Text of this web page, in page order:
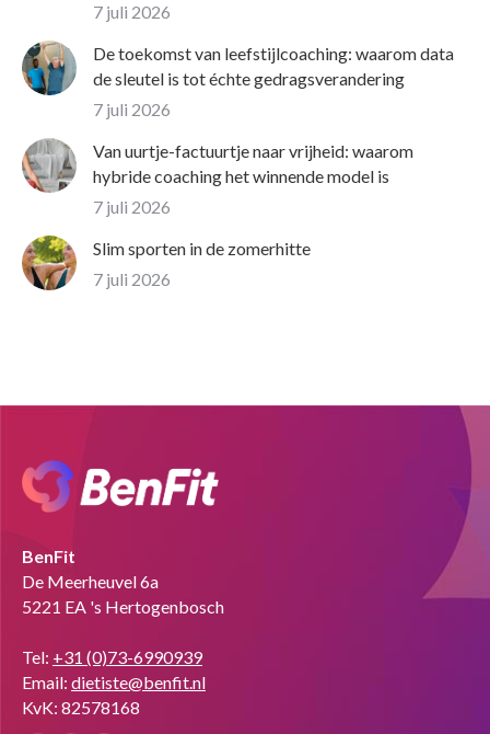
7 juli 2026
De toekomst van leefstijlcoaching: waarom data
de sleutel is tot échte gedragsverandering
7 juli 2026
Van uurtje-factuurtje naar vrijheid: waarom
hybride coaching het winnende model is
7 juli 2026
Slim sporten in de zomerhitte
7 juli 2026
BenFit
De Meerheuvel 6a
5221 EA 's Hertogenbosch
Tel: +31 (0)73-6990939
Email: dietiste@benfit.nl
KvK: 82578168